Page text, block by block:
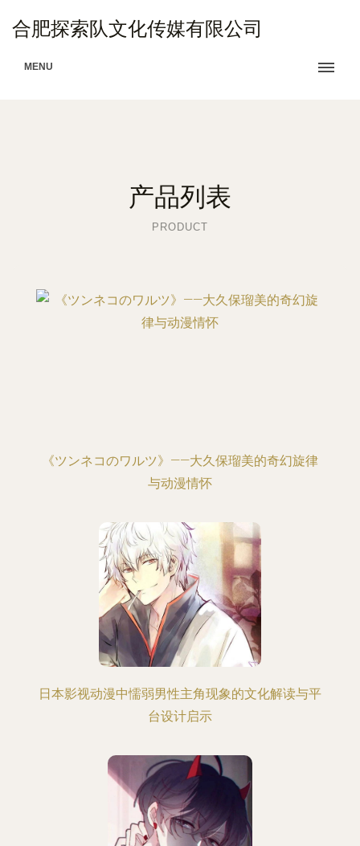
合肥探索队文化传媒有限公司
MENU
产品列表
PRODUCT
《ツンネコのワルツ》——大久保瑠美的奇幻旋律
与动漫情怀
日本影视动漫中懦弱男性主角现象的文化解读与平
台设计启示